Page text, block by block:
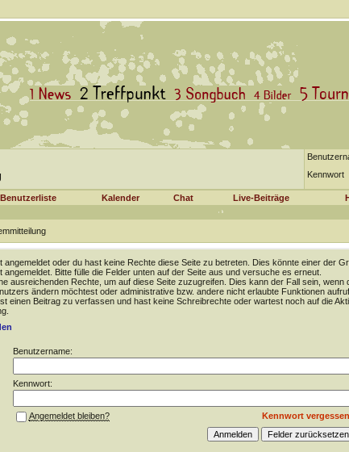
Kennwort
Benutzerliste Kalender Chat Live-Beiträge
angemeldet oder du hast keine Rechte diese Seite zu betreten. Dies könnte einer der
angemeldet. Bitte fülle die Felder unten auf der Seite aus und versuche es erneut.
ausreichenden Rechte, um auf diese Seite zuzugreifen. Dies kann der Fall sein, wenn
ändern möchtest oder administrative bzw. andere nicht erlaubte Funktionen
einen Beitrag zu verfassen und hast keine Schreibrechte oder wartest noch auf die
Benutzername:
Kennwort:
Kennwort
Angemeldet bleiben?